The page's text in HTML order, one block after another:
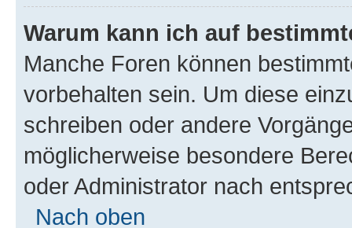
Warum kann ich auf
Manche Foren können
vorbehalten sein. Um diese
schreiben oder andere
möglicherweise besondere
oder Administrator nach
Nach oben